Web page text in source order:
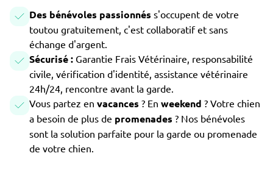
Des bénévoles passionnés s'occupent de votre
toutou gratuitement, c'est collaboratif et sans
échange d'argent.
Sécurisé : Garantie Frais Vétérinaire, responsabilité
civile, vérification d'identité, assistance vétérinaire
24h/24, rencontre avant la garde.
Vous partez en vacances ? En weekend ? Votre chien
a besoin de plus de promenades ? Nos bénévoles
sont la solution parfaite pour la garde ou promenade
de votre chien.